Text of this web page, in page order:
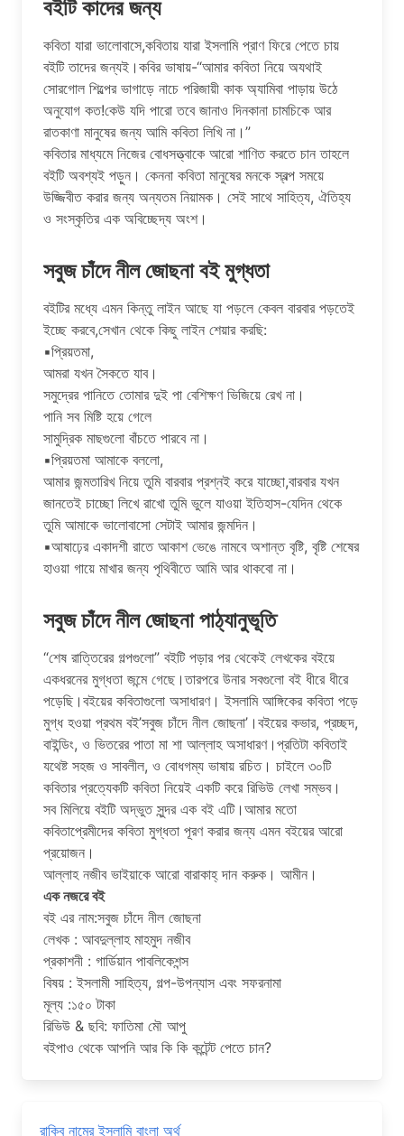
বইটি কাদের জন্য
কবিতা যারা ভালোবাসে,কবিতায় যারা ইসলামি প্রাণ ফিরে পেতে চায়
বইটি তাদের জন্যই।কবির ভাষায়-“আমার কবিতা নিয়ে অযথাই
সোরগোল শিল্পের ভাগাড়ে নাচে পরিজায়ী কাক অ্যামিবা পাড়ায় উঠে
অনুযোগ কত!কেউ যদি পারো তবে জানাও দিনকানা চামচিকে আর
রাতকাণা মানুষের জন্য আমি কবিতা লিখি না।”
কবিতার মাধ্যমে নিজের বোধসত্ত্বাকে আরো শাণিত করতে চান তাহলে
বইটি অবশ্যই পড়ুন। কেননা কবিতা মানুষের মনকে স্বল্প সময়ে
উজ্জিবীত করার জন্য অন্যতম নিয়ামক। সেই সাথে সাহিত্য, ঐতিহ্য
ও সংস্কৃতির এক অবিচ্ছেদ্য অংশ।
সবুজ চাঁদে নীল জোছনা বই মুগ্ধতা
বইটির মধ্যে এমন কিন্তু লাইন আছে যা পড়লে কেবল বারবার পড়তেই
ইচ্ছে করবে,সেখান থেকে কিছু লাইন শেয়ার করছি:
▪প্রিয়তমা,
আমরা যখন সৈকতে যাব।
সমুদ্রের পানিতে তােমার দুই পা বেশিক্ষণ ভিজিয়ে রেখ না।
পানি সব মিষ্টি হয়ে গেলে
সামুদ্রিক মাছগুলাে বাঁচতে পারবে না।
▪প্রিয়তমা আমাকে বললো,
আমার জন্মতারিখ নিয়ে তুমি বারবার প্রশ্নই করে যাচ্ছো,বারবার যখন
জানতেই চাচ্ছো লিখে রাখো তুমি ভুলে যাওয়া ইতিহাস-যেদিন থেকে
তুমি আমাকে ভালোবাসো সেটাই আমার জন্মদিন।
▪আষাঢ়ের একাদশী রাতে আকাশ ভেঙে নামবে অশান্ত বৃষ্টি, বৃষ্টি শেষের
হাওয়া গায়ে মাখার জন্য পৃথিবীতে আমি আর থাকবো না।
সবুজ চাঁদে নীল জোছনা পাঠ্যানুভূতি
“শেষ রাত্তিরের গল্পগুলো” বইটি পড়ার পর থেকেই লেখকের বইয়ে
একধরনের মুগ্ধতা জন্মে গেছে।তারপরে উনার সবগুলো বই ধীরে ধীরে
পড়েছি।বইয়ের কবিতাগুলো অসাধারণ। ইসলামি আঙ্গিকের কবিতা পড়ে
মুগ্ধ হওয়া প্রথম বই’সবুজ চাঁদে নীল জোছনা’।বইয়ের কভার, প্রচ্ছদ,
বাইন্ডিং, ও ভিতরের পাতা মা শা আল্লাহ অসাধারণ।প্রতিটা কবিতাই
যথেষ্ট সহজ ও সাবলীল, ও বোধগম্য ভাষায় রচিত। চাইলে ৩০টি
কবিতার প্রত্যেকটি কবিতা নিয়েই একটি করে রিভিউ লেখা সম্ভব।
সব মিলিয়ে বইটি অদ্ভুত সুন্দর এক বই এটি।আমার মতো
কবিতাপ্রেমীদের কবিতা মুগ্ধতা পূরণ করার জন্য এমন বইয়ের আরো
প্রয়োজন।
আল্লাহ নজীব ভাইয়াকে আরো বারাকাহ্ দান করুক। আমীন।
এক নজরে বই
বই এর নাম:সবুজ চাঁদে নীল জোছনা
লেখক : আবদুল্লাহ মাহমুদ নজীব
প্রকাশনী : গার্ডিয়ান পাবলিকেশন্স
বিষয় : ইসলামী সাহিত্য, গল্প-উপন্যাস এবং সফরনামা
মূল্য :১৫০ টাকা
রিভিউ & ছবি: ফাতিমা মৌ আপু
বইপাও থেকে আপনি আর কি কি কন্টেন্ট পেতে চান?
রাকিব নামের ইসলামি বাংলা অর্থ